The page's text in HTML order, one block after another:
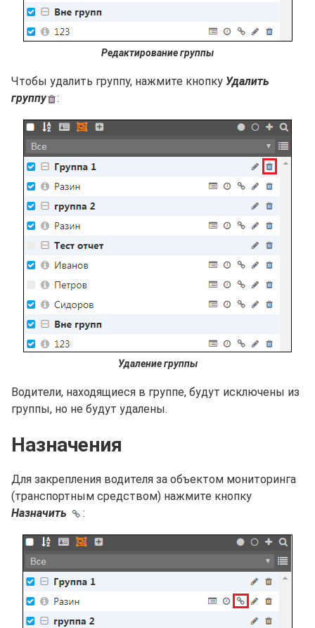
Редактирование группы
Чтобы удалить группу, нажмите кнопку Удалить
группу
:
Удаление группы
Водители, находящиеся в группе, будут исключены из
группы, но не будут удалены.
Назначения
Для закрепления водителя за объектом мониторинга
(транспортным средством) нажмите кнопку
Назначить
: